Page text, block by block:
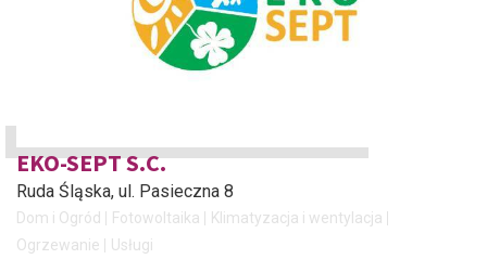
EKO-SEPT S.C.
Ruda Śląska, ul. Pasieczna 8
Dom i Ogród Fotowoltaika
Klimatyzacja i wentylacja
Ogrzewanie
Usługi